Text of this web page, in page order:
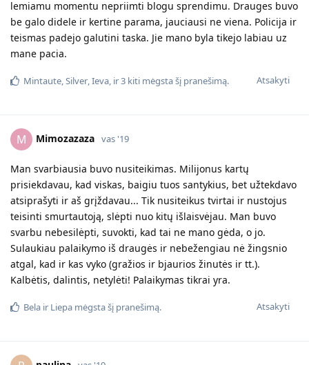
lemiamu momentu nepriimti blogu sprendimu. Drauges buvo
be galo didele ir kertine parama, jauciausi ne viena. Policija ir
teismas padejo galutini taska. Jie mano byla tikejo labiau uz
mane pacia.
Atsakyti
Mintaute,Silver,Ieva, ir3 kiti mėgsta šį pranešimą.
M Mimozazaza vas '19
Man svarbiausia buvo nusiteikimas. Milijonus kartų
prisiekdavau, kad viskas, baigiu tuos santykius, bet užtekdavo
atsiprašyti ir aš grįždavau... Tik nusiteikus tvirtai ir nustojus
teisinti smurtautoją, slėpti nuo kitų išlaisvėjau. Man buvo
svarbu nebesilėpti, suvokti, kad tai ne mano gėda, o jo.
Sulaukiau palaikymo iš draugės ir nebežengiau nė žingsnio
atgal, kad ir kas vyko (gražios ir bjaurios žinutės ir tt.).
Kalbėtis, dalintis, netylėti! Palaikymas tikrai yra.
Atsakyti
Bela ir Liepa mėgsta šį pranešimą.